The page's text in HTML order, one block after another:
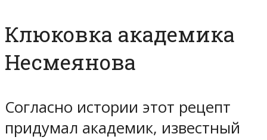
Клюковка академика
Несмеянова
Согласно истории этот рецепт
придумал академик, известный